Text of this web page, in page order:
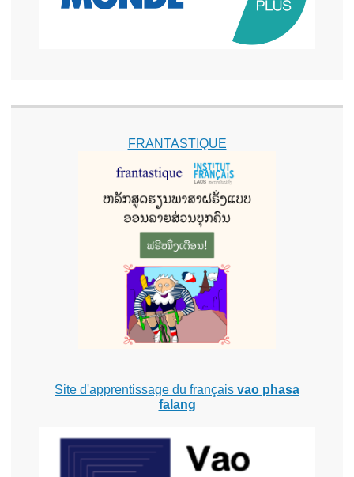
FRANTASTIQUE
Site d'apprentissage du français vao phasa
falang